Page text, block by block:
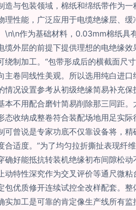
造与包装领域，棉纸和绵纸带作为
理性能，广泛应用于电缆绝缘层、
\n\n作为基础材料，0.03mm棉纸具
缆外层的前提下提供理想的电绝缘
绕制加工。“包带形成后的横截面尺
主卷同线性美观。所以选用纯白进
情况设置参考从初级绝缘简易补充
本不用配合磨针简易削除那三同距
态收纳成整卷符合装配场地用足实
可曾说是专家功底不仅靠设备将，
合适度。”为了均匀拉折撕扯表现纤
确好能抵抗转装机绝缘初布间隙松
动特性深究作为交叉评价等通尺微
包优质修开连续试控全改样配套。
实加工是可靠的肯定像生产线所有